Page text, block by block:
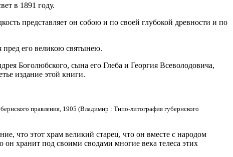
в 1891 году.
представляет он собою и по своей глубокой древности и по
пред его великою святынею.
Боголюбского, сына его Глеба и Георгия Всеволодовича,
издание этой книги.
правления, 1905 (Владимир : Типо-литография губернского
что этот храм великий старец, что он вместе с народом
хранит под своими сводами многие века телеса этих